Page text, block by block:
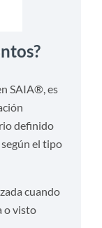
SAIA®, es
definido
el tipo
cuando
o visto